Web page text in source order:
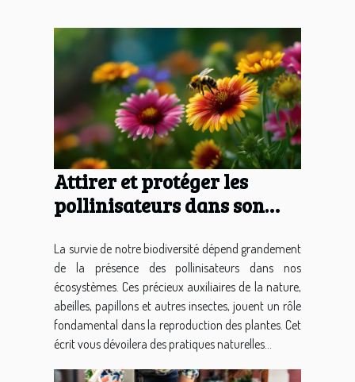
Attirer et protéger les
pollinisateurs dans son
pour un écosystème
florissant
La survie de notre biodiversité dépend grandement
de la présence des pollinisateurs dans nos
écosystèmes. Ces précieux auxiliaires de la nature,
abeilles, papillons et autres insectes, jouent un rôle
fondamental dans la reproduction des plantes. Cet
écrit vous dévoilera des pratiques naturelles...